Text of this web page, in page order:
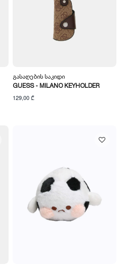
Გასაღების Საკიდი
GUESS - MILANO KEYHOLDER
129,00 ₾